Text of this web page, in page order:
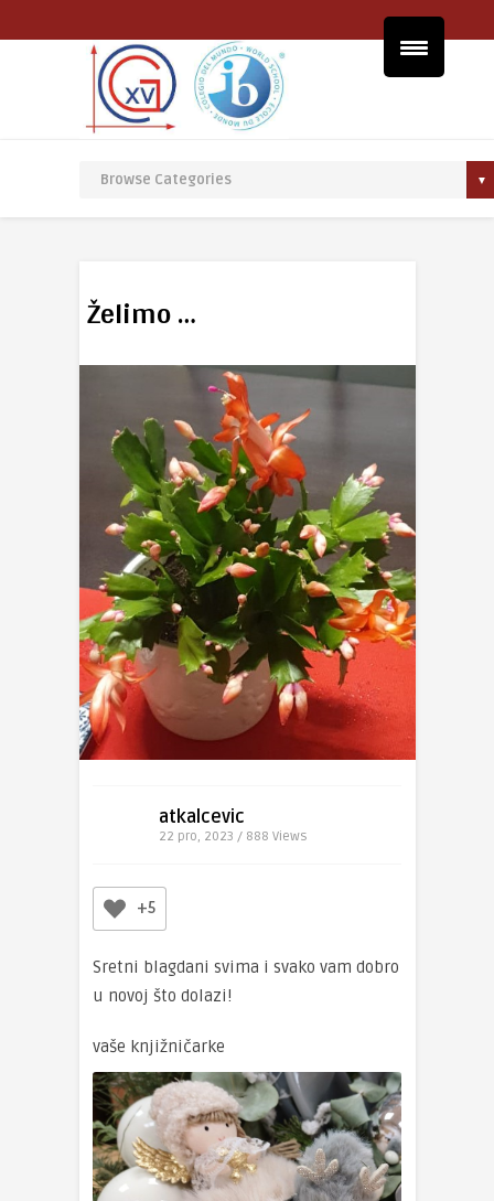
Želimo …
atkalcevic
22 pro, 2023 / 888 Views
+5
Sretni blagdani svima i svako vam dobro
u novoj što dolazi!
vaše knjižničarke